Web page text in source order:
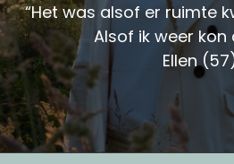
“Het was alsof er ruimte
Alsof ik weer kon
Ellen